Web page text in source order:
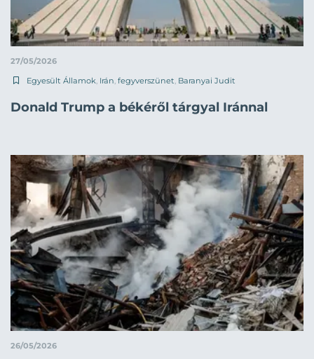
27/05/2026
Egyesült Államok Irán fegyverszünet Baranyai Judit
Donald Trump a békéről tárgyal Iránnal
26/05/2026